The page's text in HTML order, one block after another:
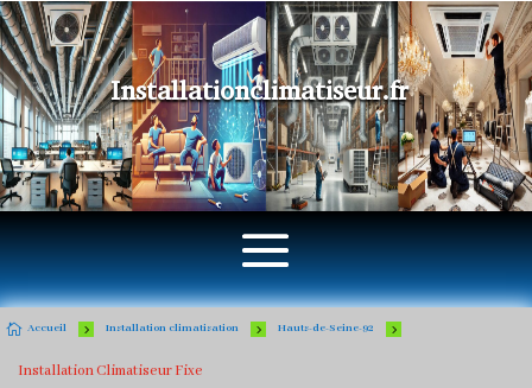
Installationclimatiseur.fr
 Accueil 5 Installation climatisation 5 Hauts-de-Seine-92 5
Installation Climatiseur Fixe